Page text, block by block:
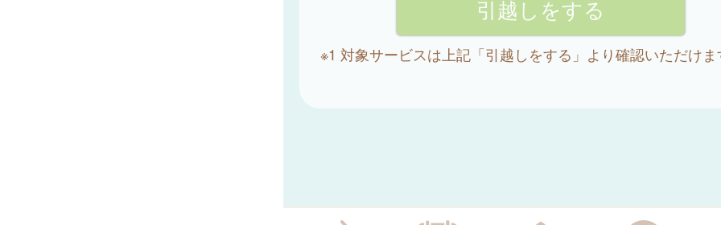
※1 対象サービスは上記「引越しをする」より確認いただけま